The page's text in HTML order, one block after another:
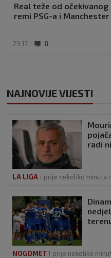
Real teže od
remi PSG-a i
23:17 0
NAJNOVIJE VIJESTI
radi
LA LIGA prije nekoliko minuta
NOGOMET prije nekoliko